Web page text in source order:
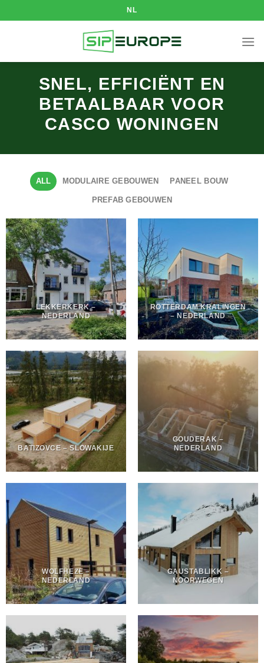
to
NL
SNEL, EFFICIËNT EN
BETAALBAAR VOOR
CASCO WONINGEN
ALL MODULAIRE GEBOUWEN PANEEL BOUW
PREFAB GEBOUWEN
LEKKERKERK –
NEDERLAND
ROTTERDAM KRALINGEN
– NEDERLAND
BATIZOVCE – SLOWAKIJE
GOUDERAK –
NEDERLAND
WOLFHEZE –
NEDERLAND
GAUSTABLIKK –
NOORWEGEN